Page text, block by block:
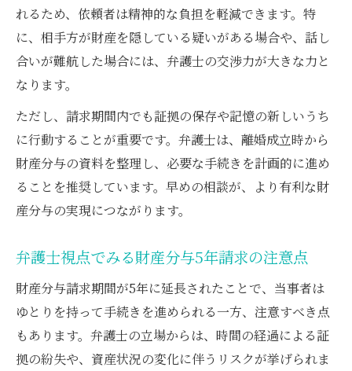
れるため、依頼者は精神的な負担を軽減できます。特
に、相手方が財産を隠している疑いがある場合や、話し
合いが難航した場合には、弁護士の交渉力が大きな力と
なります。
ただし、請求期間内でも証拠の保存や記憶の新しいうち
に行動することが重要です。弁護士は、離婚成立時から
財産分与の資料を整理し、必要な手続きを計画的に進め
ることを推奨しています。早めの相談が、より有利な財
産分与の実現につながります。
弁護士視点でみる財産分与5年請求の注意点
財産分与請求期間が5年に延長されたことで、当事者は
ゆとりを持って手続きを進められる一方、注意すべき点
もあります。弁護士の立場からは、時間の経過による証
拠の紛失や、資産状況の変化に伴うリスクが挙げられま